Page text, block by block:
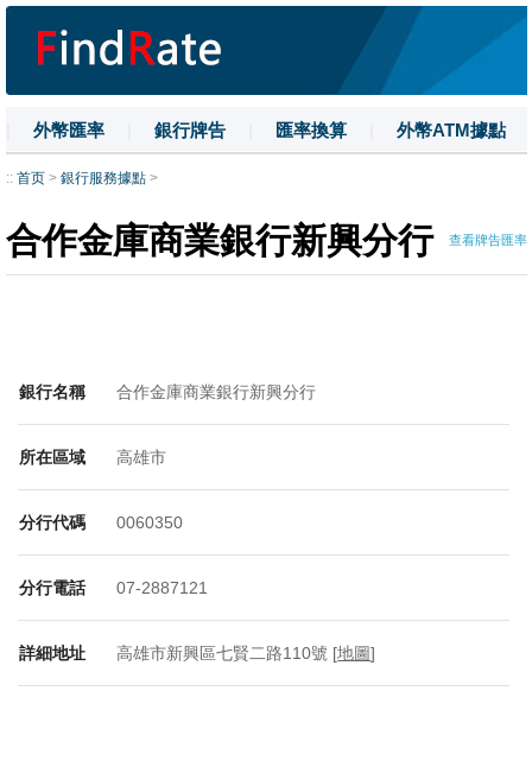
外幣匯率 銀行牌告 匯率換算 外幣ATM據點
| 名詞解釋 | 換匯技巧
:: 首页 > 銀行服務據點 >
合作金庫商業銀行新興分行 查看牌告匯率
銀行名稱 合作金庫商業銀行新興分行
所在區域 高雄市
分行代碼 0060350
分行電話 07-2887121
詳細地址 高雄市新興區七賢二路110號 [地圖]